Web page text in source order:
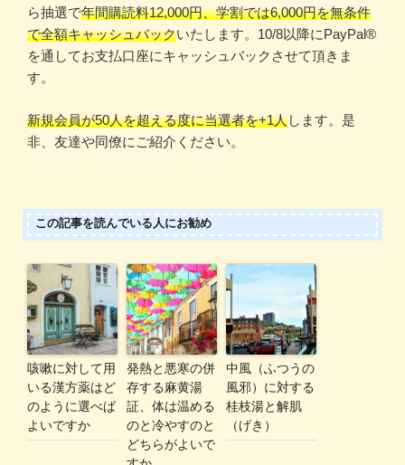
ら抽選で年間購読料12,000円、学割では6,000円を無条件
で全額キャッシュバックいたします。10/8以降にPayPal®️
を通してお支払口座にキャッシュバックさせて頂きま
す。
新規会員が50人を超える度に当選者を+1人します。是
非、友達や同僚にご紹介ください。
この記事を読んでいる人にお勧め
咳嗽に対して用
いる漢方薬はど
のように選べば
よいですか
発熱と悪寒の併
存する麻黄湯
証、体は温める
のと冷やすのと
どちらがよいで
中風（ふつうの
風邪）に対する
桂枝湯と解肌
（げき）